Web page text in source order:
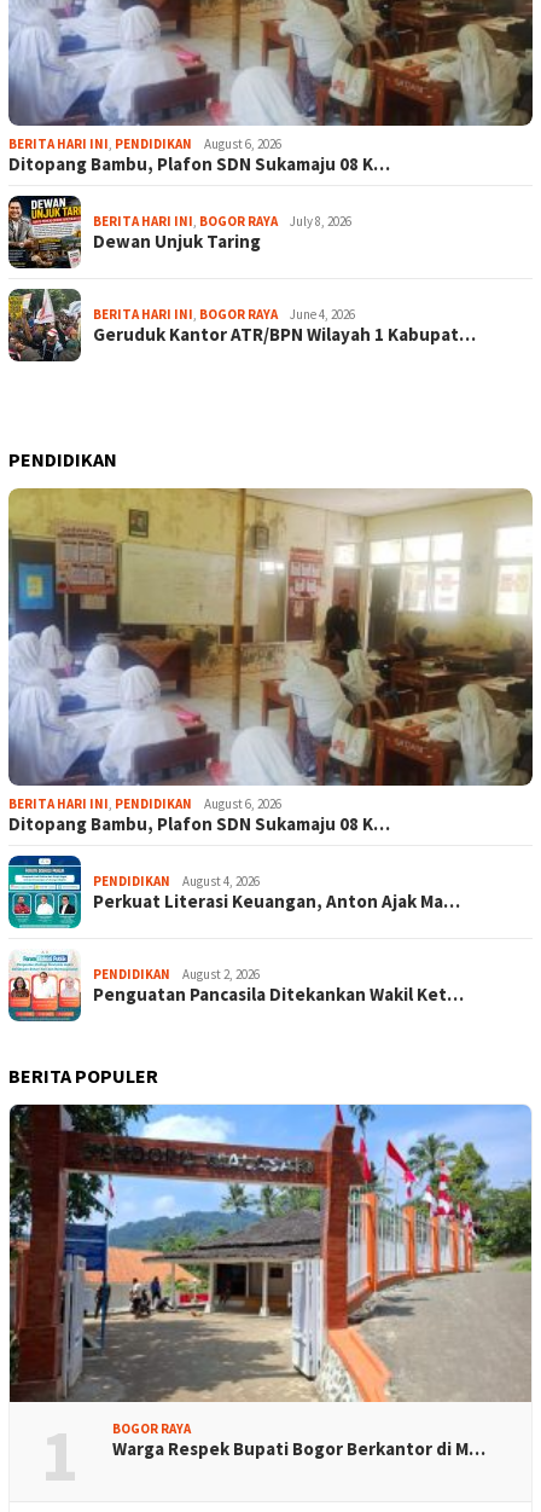
BERITA HARI INI, PENDIDIKAN August 6, 2026
Ditopang Bambu, Plafon SDN Sukamaju 08 K…
BERITA HARI INI, BOGOR RAYA July 8, 2026
Dewan Unjuk Taring
BERITA HARI INI, BOGOR RAYA June 4, 2026
Geruduk Kantor ATR/BPN Wilayah 1 Kabupat…
PENDIDIKAN
BERITA HARI INI, PENDIDIKAN August 6, 2026
Ditopang Bambu, Plafon SDN Sukamaju 08 K…
PENDIDIKAN August 4, 2026
Perkuat Literasi Keuangan, Anton Ajak Ma…
PENDIDIKAN August 2, 2026
Penguatan Pancasila Ditekankan Wakil Ket…
BERITA POPULER
1 BOGOR RAYA
Warga Respek Bupati Bogor Berkantor di M…